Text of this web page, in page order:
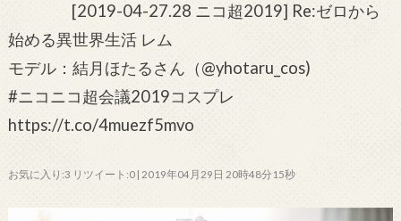
[2019-04-27.28 ニコ超2019] Re:ゼロから
始める異世界生活 レム
モデル：結月ほたるさん（@yhotaru_cos)
#ニコニコ超会議2019コスプレ
https://t.co/4muezf5mvo
お気に入り:3 リツイート:0 | 2019年04月29日 20時48分15秒